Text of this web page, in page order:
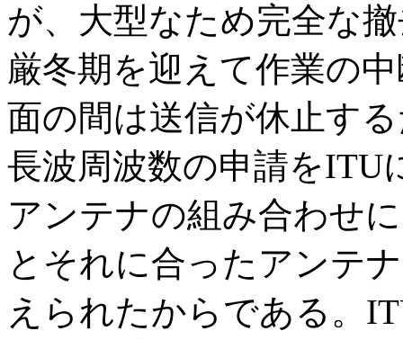
が、大型なため完全な
厳冬期を迎えて作業の
面の間は送信が休止す
長波周波数の申請をITU
アンテナの組み合わせ
とそれに合ったアンテ
えられたからである。